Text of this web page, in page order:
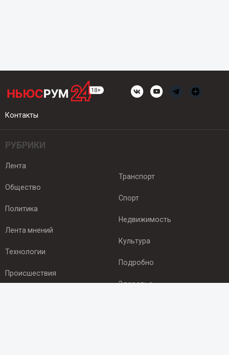
Контакты
РУБРИКИ
Лента
Общество
Политика
Лента мнений
Технологии
Происшествия
Транспорт
Спорт
Недвижимость
Культура
Подробно
Здоровье